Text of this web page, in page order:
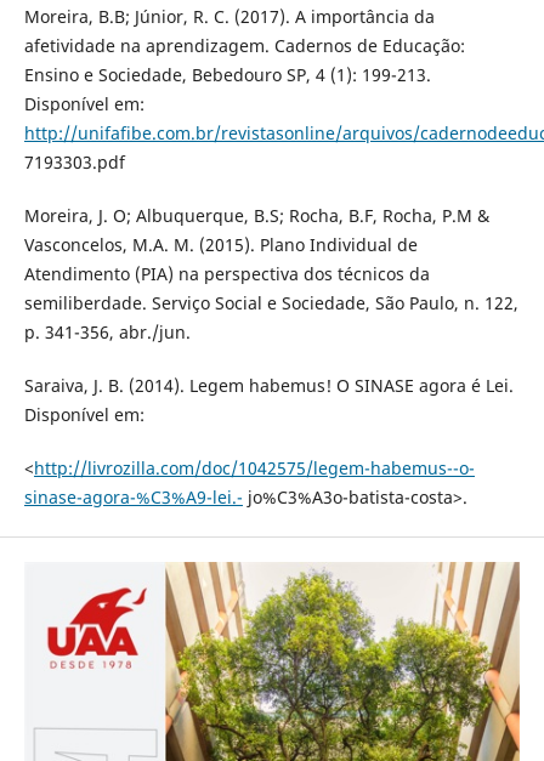
Moreira, B.B; Júnior, R. C. (2017). A importância da
afetividade na aprendizagem. Cadernos de Educação:
Ensino e Sociedade, Bebedouro SP, 4 (1): 199-213.
Disponível em:
http://unifafibe.com.br/revistasonline/arquivos/
7193303.pdf
Moreira, J. O; Albuquerque, B.S; Rocha, B.F, Rocha, P.M &
Vasconcelos, M.A. M. (2015). Plano Individual de
Atendimento (PIA) na perspectiva dos técnicos da
semiliberdade. Serviço Social e Sociedade, São Paulo, n. 122,
p. 341-356, abr./jun.
Saraiva, J. B. (2014). Legem habemus! O SINASE agora é Lei.
Disponível em:
<http://livrozilla.com/doc/1042575/legem-habemus--o-
sinase-agora-%C3%A9-lei.- jo%C3%A3o-batista-costa>.